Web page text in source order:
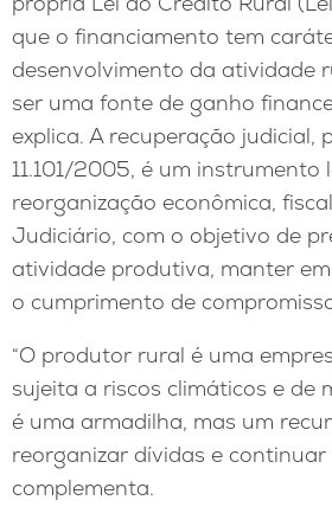
que o financiamento tem
desenvolvimento da atividade
ser uma fonte de ganho
explica. A recuperação judicial,
11.101/2005, é um instrumento
reorganização econômica,
Judiciário, com o objetivo de
atividade produtiva, manter
o cumprimento de
“O produtor rural é uma
sujeita a riscos climáticos e de
é uma armadilha, mas um
reorganizar dívidas e continuar
complementa.